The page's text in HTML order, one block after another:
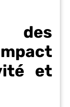
des
et